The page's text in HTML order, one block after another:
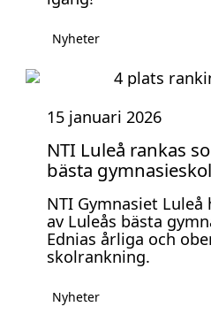
Nyheter
15 januari 2026
NTI Luleå rankas
bästa
NTI Gymnasiet
av Luleås bästa
Ednias årliga och
skolrankning.
Nyheter